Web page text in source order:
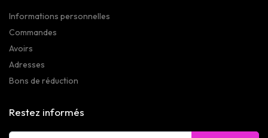
Informations personnelles
Commandes
Avoirs
Adresses
Bons de réduction
Restez informés